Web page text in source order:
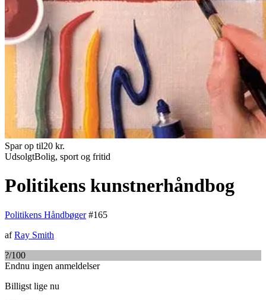
Spar op til20 kr.
UdsolgtBolig, sport og fritid
Politikens kunstnerhåndbog
Politikens Håndbøger #165
afRay Smith
?/100
Endnu ingen anmeldelser
Billigst lige nu